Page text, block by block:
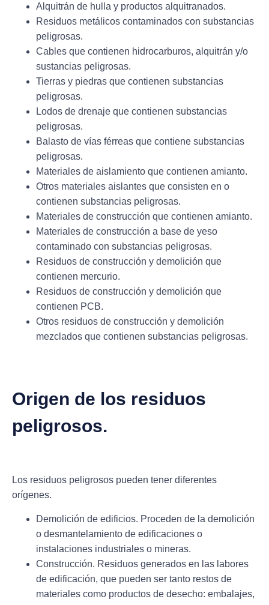
Alquitrán de hulla y productos alquitranados.
Residuos metálicos contaminados con substancias
peligrosas.
Cables que contienen hidrocarburos, alquitrán y/o
sustancias peligrosas.
Tierras y piedras que contienen substancias
peligrosas.
Lodos de drenaje que contienen substancias
peligrosas.
Balasto de vías férreas que contiene substancias
peligrosas.
Materiales de aislamiento que contienen amianto.
Otros materiales aislantes que consisten en o
contienen substancias peligrosas.
Materiales de construcción que contienen amianto.
Materiales de construcción a base de yeso
contaminado con substancias peligrosas.
Residuos de construcción y demolición que
contienen mercurio.
Residuos de construcción y demolición que
contienen PCB.
Otros residuos de construcción y demolición
mezclados que contienen substancias peligrosas.
Origen de los residuos
peligrosos.
Los residuos peligrosos pueden tener diferentes
orígenes.
Demolición de edificios. Proceden de la demolición
o desmantelamiento de edificaciones o
instalaciones industriales o mineras.
Construcción. Residuos generados en las labores
de edificación, que pueden ser tanto restos de
materiales como productos de desecho: embalajes,